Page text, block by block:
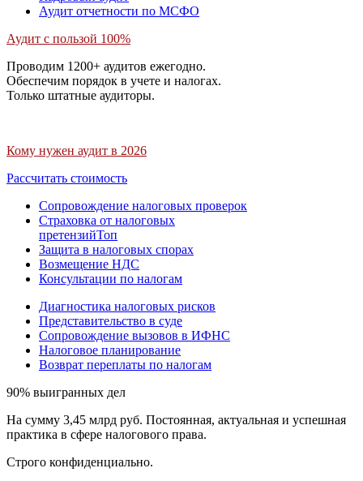
Аудит отчетности по МСФО
Аудит с пользой 100%
Проводим 1200+ аудитов ежегодно.
Обеспечим порядок в учете и налогах.
Только штатные аудиторы.
Кому нужен аудит в 2026
Рассчитать стоимость
Сопровождение налоговых проверок
Страховка от налоговых
претензийТоп
Защита в налоговых спорах
Возмещение НДС
Консультации по налогам
Диагностика налоговых рисков
Представительство в суде
Сопровождение вызовов в ИФНС
Налоговое планирование
Возврат переплаты по налогам
90% выигранных дел
На сумму 3,45 млрд руб. Постоянная, актуальная и успешная
практика в сфере налогового права.
Строго конфиденциально.